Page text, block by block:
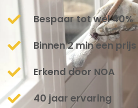
Bespaar tot wel 40%
Binnen 2 min een prijs
Erkend door NOA
40 jaar ervaring